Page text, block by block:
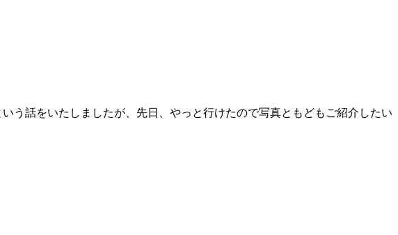
う話をいたしましたが、先日、やっと行けたので写真ともどもご紹介したい